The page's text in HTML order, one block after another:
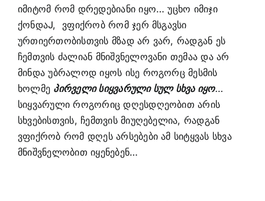
იმიტომ რომ დრედებიანი იყო… უცხო იმიჯი
ქონდაJ, ვფიქრობ რომ ჯერ მსგავსი
ურთიერთობისთვის მზად არ ვარ, რადგან ეს
ჩემთვის ძალიან მნიშვნელოვანი თემაა და არ
მინდა უბრალოდ იყოს ისე როგორც მესმის
ხოლმე პირველი სიყვარული სულ სხვა იყო…
სიყვარული როგორიც დღესდღეობით არის
სხვებისთვის, ჩემთვის მიუღებელია, რადგან
ვფიქრობ რომ დღეს არსებები ამ სიტყვას სხვა
მნიშვნელობით იყენებენ…